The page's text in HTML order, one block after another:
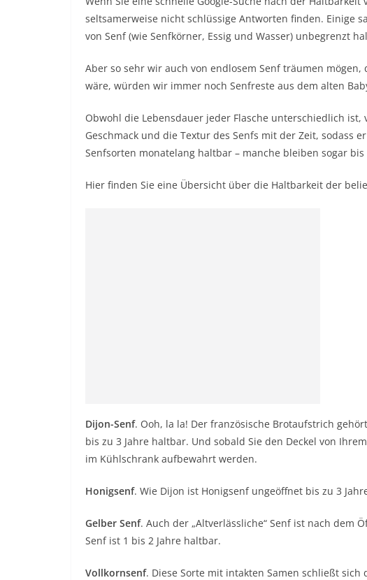
seltsamerweise nicht schlüssige Antworten finden. Einige
von Senf (wie Senfkörner, Essig und Wasser) unbegrenzt
Aber so sehr wir auch von endlosem Senf träumen
wäre, würden wir immer noch Senfreste aus dem alten
Obwohl die Lebensdauer jeder Flasche unterschiedlich
Geschmack und die Textur des Senfs mit der Zeit, sodass
Senfsorten monatelang haltbar – manche bleiben sogar
Hier finden Sie eine Übersicht über die Haltbarkeit der
Dijon-Senf. Ooh, la la! Der französische Brotaufstrich
bis zu 3 Jahre haltbar. Und sobald Sie den Deckel von
im Kühlschrank aufbewahrt werden.
Honigsenf. Wie Dijon ist Honigsenf ungeöffnet bis zu 3
Gelber Senf. Auch der „Altverlässliche“ Senf ist nach dem
Senf ist 1 bis 2 Jahre haltbar.
Vollkornsenf. Diese Sorte mit intakten Samen schließt